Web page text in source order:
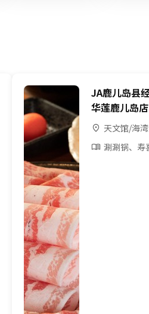
JA鹿儿岛县
华莲鹿儿岛店
天文馆/海
涮涮锅、寿